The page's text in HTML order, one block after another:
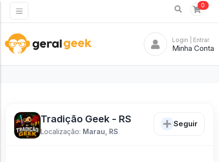
0
Login | Entrar
Minha Conta
Tradição Geek - RS
Localização: Marau, RS
Seguir